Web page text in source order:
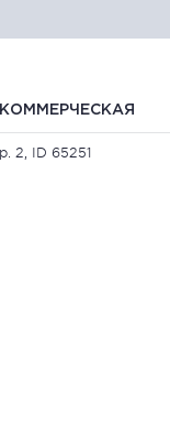
КОММЕРЧЕСКАЯ
2, ID 65251